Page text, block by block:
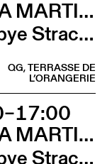
TABEA MARTIN & CIE BEWEGGRUND
Goodbye Stracciatella
QG, TERRASSE DE
L’ORANGERIE
TABEA MARTIN & CIE BEWEGGRUND
Goodbye Stracciatella